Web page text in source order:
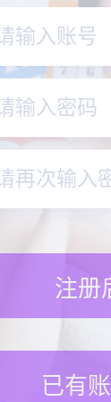
注册
已有